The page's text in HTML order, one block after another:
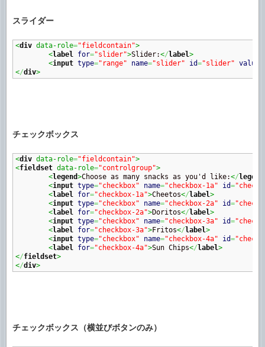
スライダー
<div data-role="fieldcontain">
<label for="slider">Slider:</label>
<input type="range" name="slider" id="slider" value
</div>
チェックボックス
<div data-role="fieldcontain">
<fieldset data-role="controlgroup">
<legend>Choose as many snacks as you'd like:</legend
<input type="checkbox" name="checkbox-1a" id=
<label for="checkbox-1a">Cheetos</label>
<input type="checkbox" name="checkbox-2a" id=
<label for="checkbox-2a">Doritos</label>
<input type="checkbox" name="checkbox-3a" id=
<label for="checkbox-3a">Fritos</label>
<input type="checkbox" name="checkbox-4a" id=
<label for="checkbox-4a">Sun Chips</label>
</fieldset>
</div>
チェックボックス（横並びボタンのみ）